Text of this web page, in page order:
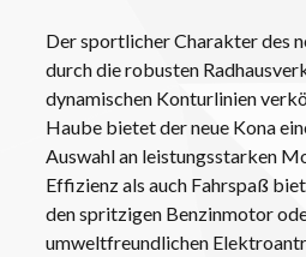
LEISTUNGEN
MARKEN
NEWS
KARRIERE
Der sportlicher Charakter des
durch die robusten
dynamischen Konturlinien
Haube bietet der neue Kona
Auswahl an leistungsstarken
Effizienz als auch Fahrspaß
den spritzigen Benzinmotor
umweltfreundlichen